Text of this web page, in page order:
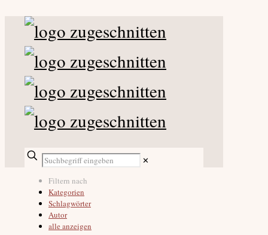
✕
Filtern nach
Kategorien
Schlagwörter
Autor
alle anzeigen